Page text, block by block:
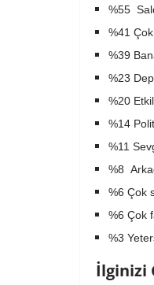
%55
%41
%39
%23
%20
%14
%11
%8
%6 Çok
%6 Çok
%3
İlginizi